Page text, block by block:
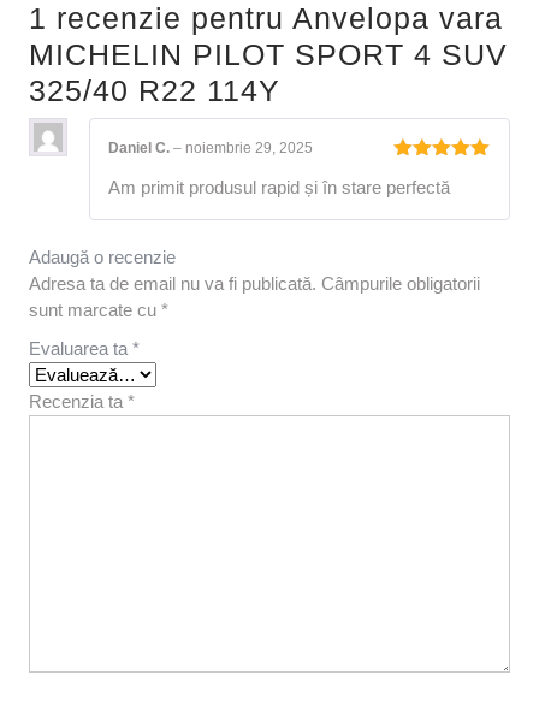
1 recenzie pentru Anvelopa vara
MICHELIN PILOT SPORT 4 SUV
325/40 R22 114Y
5din 5
Daniel C. – noiembrie 29, 2025
Am primit produsul rapid și în stare perfectă
Adaugă o recenzie
Adresa ta de email nu va fi publicată. Câmpurile obligatorii
sunt marcate cu *
Evaluarea ta *
Recenzia ta *